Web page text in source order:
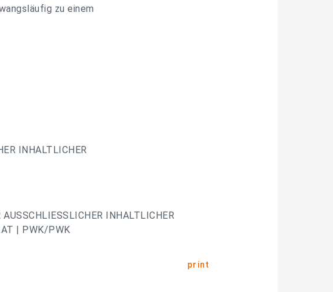
zu einem
INHALTLICHER
INHALTLICHER
| PWK/PWK
print